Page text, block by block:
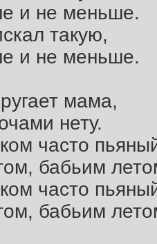
и не меньше.
такую,
и не меньше.
мама,
нету.
часто
бабьим
часто
бабьим